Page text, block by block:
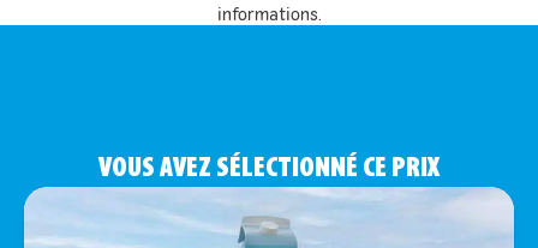
VOUS AVEZ SÉLECTIONNÉ CE PRIX
informations.